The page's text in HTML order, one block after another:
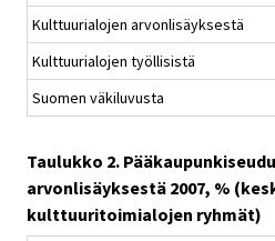
Kulttuurialojen arvonlisäyksestä
Kulttuurialojen työllisistä
Suomen väkiluvusta
Taulukko 2.
arvonlisäyksestä 2007, %
kulttuuritoimialojen ryhmät)